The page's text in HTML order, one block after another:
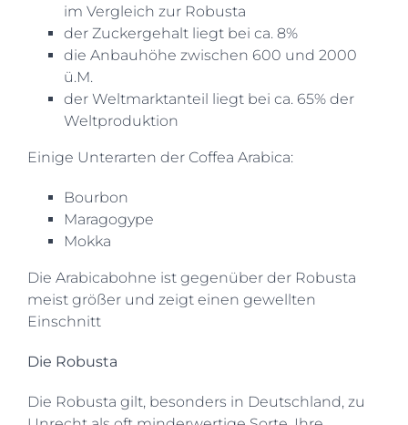
im Vergleich zur Robusta
der Zuckergehalt liegt bei ca. 8%
die Anbauhöhe zwischen 600 und 2000
ü.M.
der Weltmarktanteil liegt bei ca. 65% der
Weltproduktion
Einige Unterarten der Coffea Arabica:
Bourbon
Maragogype
Mokka
Die Arabicabohne ist gegenüber der Robusta
meist größer und zeigt einen gewellten
Einschnitt
Die Robusta
Die Robusta gilt, besonders in Deutschland, zu